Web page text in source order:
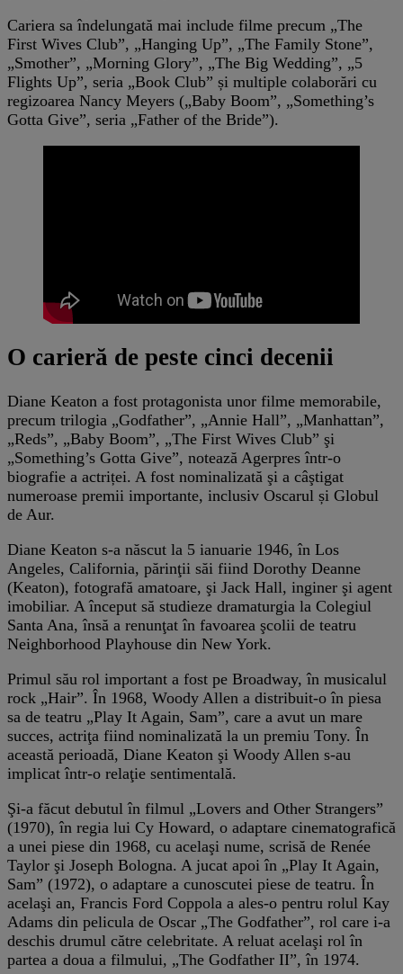
Cariera sa îndelungată mai include filme precum „The
First Wives Club”, „Hanging Up”, „The Family Stone”,
„Smother”, „Morning Glory”, „The Big Wedding”, „5
Flights Up”, seria „Book Club” și multiple colaborări cu
regizoarea Nancy Meyers („Baby Boom”, „Something’s
Gotta Give”, seria „Father of the Bride”).
O carieră de peste cinci decenii
Diane Keaton a fost protagonista unor filme memorabile,
precum trilogia „Godfather”, „Annie Hall”, „Manhattan”,
„Reds”, „Baby Boom”, „The First Wives Club” şi
„Something’s Gotta Give”, notează Agerpres într-o
biografie a actriței. A fost nominalizată şi a câştigat
numeroase premii importante, inclusiv Oscarul și Globul
de Aur.
Diane Keaton s-a născut la 5 ianuarie 1946, în Los
Angeles, California, părinţii săi fiind Dorothy Deanne
(Keaton), fotografă amatoare, şi Jack Hall, inginer şi agent
imobiliar. A început să studieze dramaturgia la Colegiul
Santa Ana, însă a renunţat în favoarea şcolii de teatru
Neighborhood Playhouse din New York.
Primul său rol important a fost pe Broadway, în musicalul
rock „Hair”. În 1968, Woody Allen a distribuit-o în piesa
sa de teatru „Play It Again, Sam”, care a avut un mare
succes, actriţa fiind nominalizată la un premiu Tony. În
această perioadă, Diane Keaton şi Woody Allen s-au
implicat într-o relaţie sentimentală.
Şi-a făcut debutul în filmul „Lovers and Other Strangers”
(1970), în regia lui Cy Howard, o adaptare cinematografică
a unei piese din 1968, cu acelaşi nume, scrisă de Renée
Taylor şi Joseph Bologna. A jucat apoi în „Play It Again,
Sam” (1972), o adaptare a cunoscutei piese de teatru. În
acelaşi an, Francis Ford Coppola a ales-o pentru rolul Kay
Adams din pelicula de Oscar „The Godfather”, rol care i-a
deschis drumul către celebritate. A reluat acelaşi rol în
partea a doua a filmului, „The Godfather II”, în 1974.